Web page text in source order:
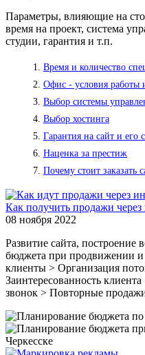
Параметры, влияющие на
время на проект, система
студии, гарантия и т.п.
Время и количество
Офис - условия работы
Выбор системы
Выбор хостинга
Гарантия на сайт и его
Наценка за престиж
Почему стоит заказать
Как получить продажи через
08 ноября 2022
Развитие сайта,
бюджета при продвижении и
клиенты > Организация
Заинтересованность
звонок > Повторные